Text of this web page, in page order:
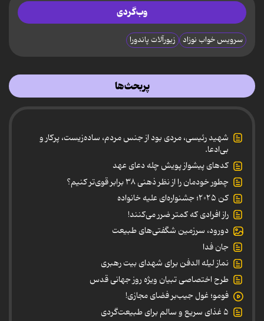
وب‌گردی
سرویس خواب نوزاد زیورآلات پاندورا
پربحث‌ها
شهید رئیسی، مردی بود از جنس مردم، ساده‌زیست، پرکار و
بی‌ادعا.
کدهای پیشواز پویش چله دعای عهد
چطور خودمان را از نظر ذهنی ۳۸ برابر قوی‌تر کنیم؟
کن ۲۰۲۵؛ جشنواره‌ای علیه خانواده
راز افرادی که کمتر ضرر می‌کنند!
دورود، سرزمین شگفتی‌های طبیعت
جان فدا
نماز لیله الدفن برای شهدای بیت رهبری
طرح اختصاصی تبیان ویژه روز جهانی قدس
فومو؛ غول جیب‌بر فضای مجازی!
۵ غذای سریع و سالم برای طبیعت‌گردی